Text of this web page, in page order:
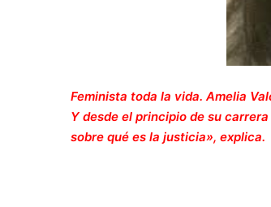
Feminista toda la vida. Amelia
Y desde el principio de su
sobre qué es la justicia», explica.